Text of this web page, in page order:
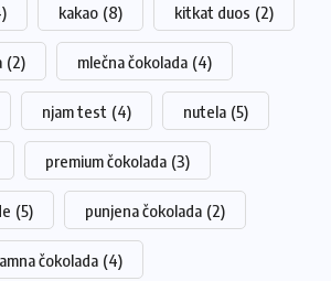
kakao (8) kitkat duos (2)
(2) mlečna čokolada (4)
njam test (4) nutela (5)
premium čokolada (3)
(5) punjena čokolada (2)
čokolada (4)